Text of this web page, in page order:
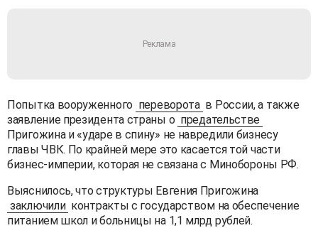
Попытка вооруженного переворота в России, а также
заявление президента страны о предательстве
Пригожина и «ударе в спину» не навредили бизнесу
главы ЧВК. По крайней мере это касается той части
бизнес-империи, которая не связана с Минобороны РФ.
Выяснилось, что структуры Евгения Пригожина
заключили контракты с государством на обеспечение
питанием школ и больницы на 1,1 млрд рублей.